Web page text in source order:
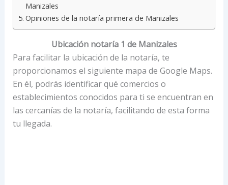
Manizales
Opiniones de la notaría primera de Manizales
Ubicación notaría 1 de Manizales
Para facilitar la ubicación de la notaría, te
proporcionamos el siguiente mapa de Google Maps.
En él, podrás identificar qué comercios o
establecimientos conocidos para ti se encuentran en
las cercanías de la notaría, facilitando de esta forma
tu llegada.